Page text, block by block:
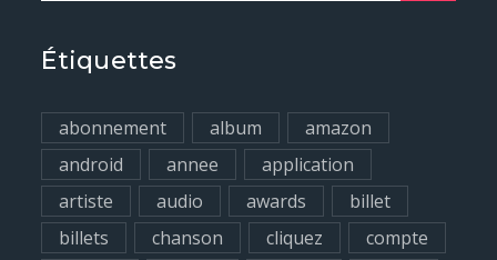
r
h
f
o
Étiquettes
abonnement album
amazon
android
annee
application
artiste
audio awards
billet
billets
chanson cliquez
compte